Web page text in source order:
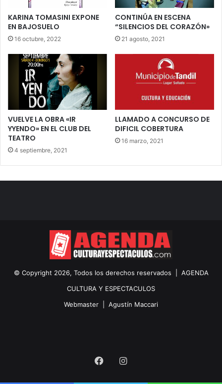
KARINA TOMASINI EXPONE
EN BAJOSUELO
16 octubre, 2022
CONTINÚA EN ESCENA
“SILENCIOS DEL CORAZÓN»
21 agosto, 2021
VUELVE LA OBRA «IR
YYENDO» EN EL CLUB DEL
TEATRO
4 septiembre, 2021
LLAMADO A CONCURSO DE
DIFICIL COBERTURA
16 marzo, 2021
© Copyright 2026, Todos los derechos reservados | AGENDA
CULTURA Y ESPECTACULOS
Webmaster | Agustín Maccari